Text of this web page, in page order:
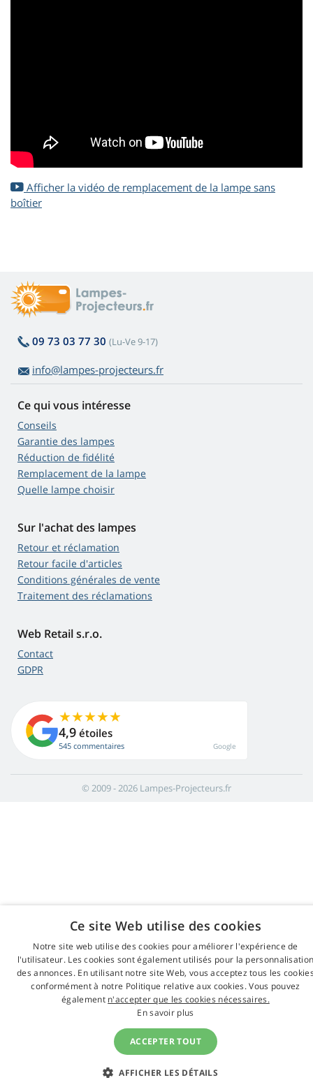
Afficher la vidéo de remplacement de la lampe sans
boîtier
09 73 03 77 30 (Lu-Ve 9-17)
info@lampes-projecteurs.fr
Ce qui vous intéresse
Conseils
Garantie des lampes
Réduction de fidélité
Remplacement de la lampe
Quelle lampe choisir
Sur l'achat des lampes
Retour et réclamation
Retour facile d'articles
Conditions générales de vente
Traitement des réclamations
Web Retail s.r.o.
Contact
GDPR
4,9 étoiles
545 commentaires Google
© 2009 - 2026 Lampes-Projecteurs.fr
Ce site Web utilise des cookies
Notre site web utilise des cookies pour améliorer l'expérience de
l'utilisateur. Les cookies sont également utilisés pour la
des annonces. En utilisant notre site Web, vous acceptez tous les
conformément à notre Politique relative aux cookies. Vous pouvez
également n'accepter que les cookies nécessaires.
En savoir plus
ACCEPTER TOUT
AFFICHER LES DÉTAILS